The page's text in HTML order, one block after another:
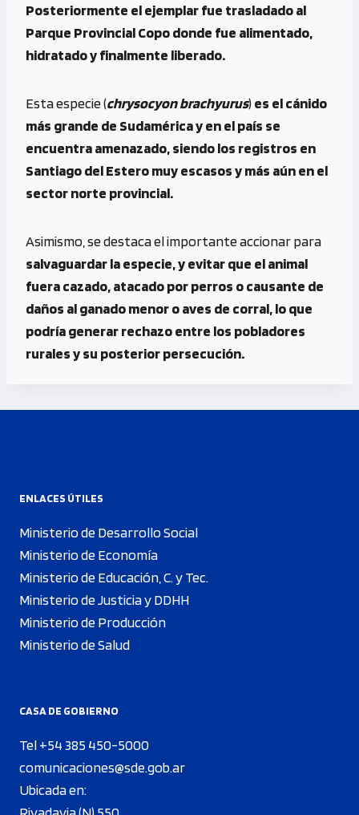
Posteriormente el ejemplar fue trasladado al
Parque Provincial Copo donde fue alimentado,
hidratado y finalmente liberado.
Esta especie (chrysocyon brachyurus)es el cánido
más grande de Sudamérica y en el país se
encuentra amenazado, siendo los registros en
Santiago del Estero muy escasos y más aún en el
sector norte provincial.
Asimismo, se destaca el importante accionar para
salvaguardar la especie, y evitar que el animal
fuera cazado, atacado por perros o causante de
daños al ganado menor o aves de corral, lo que
podría generar rechazo entre los pobladores
rurales y su posterior persecución.
ENLACES ÚTILES
Ministerio de Desarrollo Social
Ministerio de Economía
Ministerio de Educación, C. y Tec.
Ministerio de Justicia y DDHH
Ministerio de Producción
Ministerio de Salud
CASA DE GOBIERNO
Tel +54 385 450-5000
comunicaciones@sde.gob.ar
Ubicada en: